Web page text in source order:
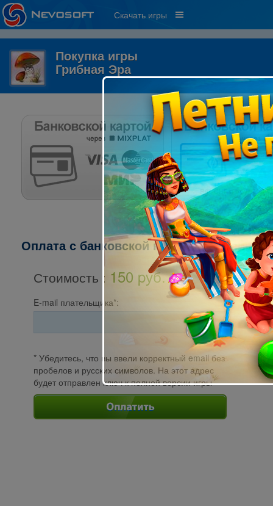
Скачать игры
Покупка игры
Грибная Эра
Оплата с банковской карты через
Стоимость : 150 pуб.
E-mail плательщика*:
* Убедитесь, что вы ввели корректный email без
пробелов и русских символов. На этот адрес
будет отправлен ключ к полной версии игры